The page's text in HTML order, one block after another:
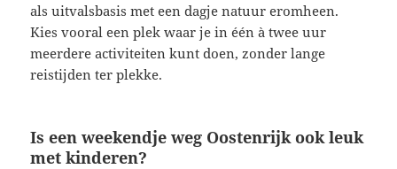
als uitvalsbasis met een dagje natuur eromheen.
Kies vooral een plek waar je in één à twee uur
meerdere activiteiten kunt doen, zonder lange
reistijden ter plekke.
Is een weekendje weg Oostenrijk ook leuk
met kinderen?